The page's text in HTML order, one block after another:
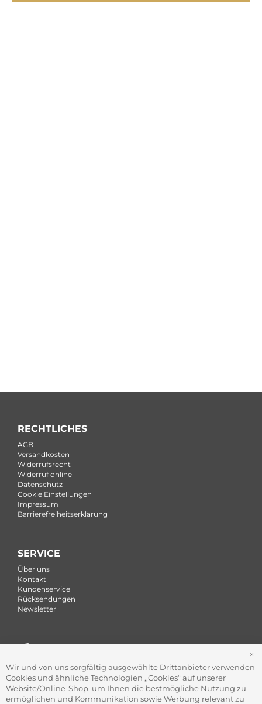
RECHTLICHES
AGB
Versandkosten
Widerrufsrecht
Widerruf online
Datenschutz
Cookie Einstellungen
Impressum
Barrierefreiheitserklärung
SERVICE
Über uns
Kontakt
Kundenservice
Rücksendungen
Newsletter
FÜR FIRMEN
Office Coffee Kaffee für das Büro
Firmenkundenservice
Firmenrabatt-Programm
Werbegeschenke
Wir und von uns sorgfältig ausgewählte Drittanbieter verwenden
Cookies und ähnliche Technologien ,,Cookies“ auf unserer
Website/Online-Shop, um Ihnen die bestmögliche Nutzung zu
ermöglichen und Kommunikation sowie Werbung relevant zu